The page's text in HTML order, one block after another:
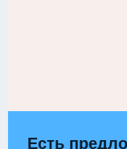
Есть